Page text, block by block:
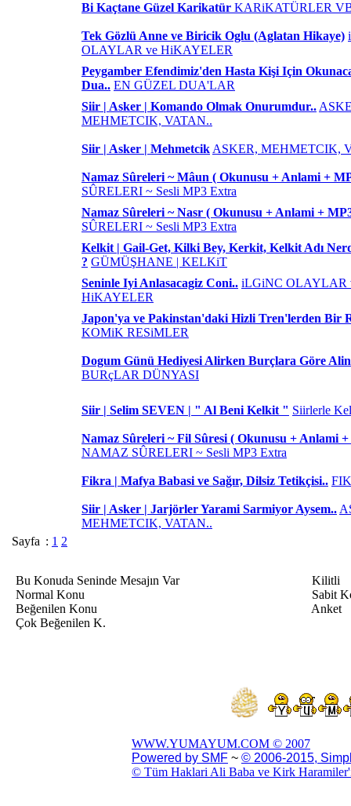
Bi Kaçtane Güzel Karikatür KARiKATÜRLER
Tek Gözlü Anne ve Biricik Oglu (Aglatan Hikaye)
OLAYLAR ve HiKAYELER
Peygamber Efendimiz'den Hasta Kişi Için
Dua.. EN GÜZEL DUA'LAR
Siir | Asker | Komando Olmak Onurumdur..
MEHMETCIK, VATAN..
Siir | Asker | Mehmetcik ASKER, MEHMETCIK,
Namaz Sûreleri ~ Mâun ( Okunusu + Anlami +
SÛRELERI ~ Sesli MP3 Extra
Namaz Sûreleri ~ Nasr ( Okunusu + Anlami +
SÛRELERI ~ Sesli MP3 Extra
Kelkit | Gail-Get, Kilki Bey, Kerkit, Kelkit Adı
? GÜMÜŞHANE | KELKiT
Seninle Iyi Anlasacagiz Coni.. iLGiNC OLAYLAR
HiKAYELER
Japon'ya ve Pakinstan'daki Hizli Tren'lerden Bir
KOMiK RESiMLER
Dogum Günü Hediyesi Alirken Burçlara Göre
BURçLAR DÜNYASI
Siir | Selim SEVEN | " Al Beni Kelkit " Siirlerle
Namaz Sûreleri ~ Fil Sûresi ( Okunusu + Anlami
NAMAZ SÛRELERI ~ Sesli MP3 Extra
Fikra | Mafya Babasi ve Sağır, Dilsiz Tetikçisi..
Siir | Asker | Jarjörler Yarami Sarmiyor Aysem..
MEHMETCIK, VATAN..
Sayfa : 1 2
Bu Konuda Seninde Mesajın Var
Normal Konu
Beğenilen Konu
Çok Beğenilen K.
Kilitli
Sabit
Anket
WWW.YUMAYUM.COM © 2007
Powered by SMF ~ © 2006-2015,
© Tüm Haklari Ali Baba ve Kirk